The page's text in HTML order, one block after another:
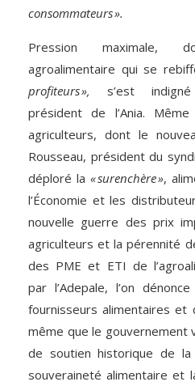
consommateurs ».
Pression maximale,
agroalimentaire qui se
profiteurs », s’est indigné
président de l’Ania.
agriculteurs, dont le
Rousseau, président du
déploré la « surenchère »,
l’Économie et les
nouvelle guerre des prix
agriculteurs et la pérennité
des PME et ETI de
par l’Adepale, l’on
fournisseurs alimentaires et
même que le gouvernement
de soutien historique de
souveraineté alimentaire et